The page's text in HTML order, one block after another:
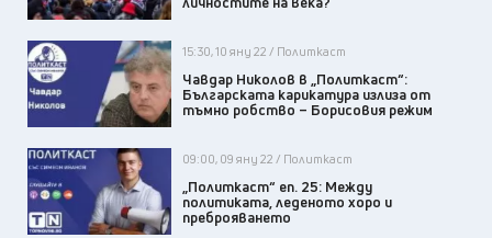
15:30, 10 яну 22 / Политкаст
Чавдар Николов в „Политкаст“:
Българската карикатура излиза от
тъмно робство – Борисовия режим
09:00, 09 яну 22 / Политкаст
„Политкаст“ еп. 25: Между
политиката, леденото хоро и
преброяването